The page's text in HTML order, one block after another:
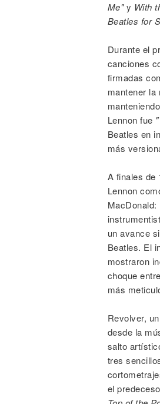
Me"y With
Beatles for
Durante el
canciones
firmadas
mantener
Lennon fue
Beatles en
más
A finales de
Lennon
un avance
Beatles. El
mostraron
choque
más
Revolver,
desde la
salto
tres
el